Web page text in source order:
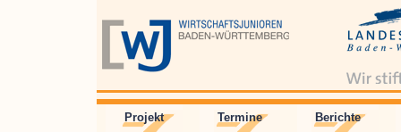
Projekt Termine Berichte